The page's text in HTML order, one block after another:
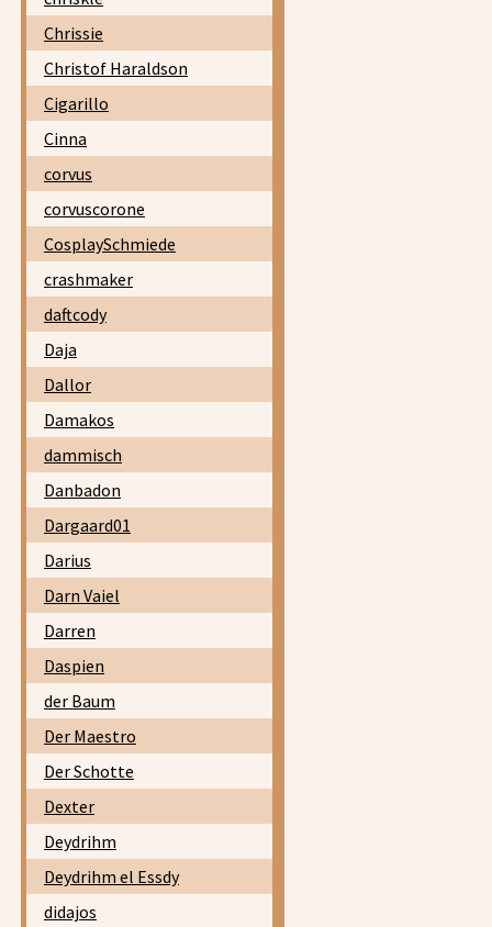
Chrissie
Christof Haraldson
Cigarillo
Cinna
corvus
corvuscorone
CosplaySchmiede
crashmaker
daftcody
Daja
Dallor
Damakos
dammisch
Danbadon
Dargaard01
Darius
Darn Vaiel
Darren
Daspien
der Baum
Der Maestro
Der Schotte
Dexter
Deydrihm
Deydrihm el Essdy
didajos